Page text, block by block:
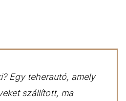
Egy teherautó, amely
szállított, ma